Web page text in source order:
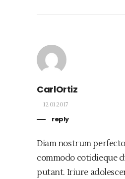
CarlOrtiz
12.01.2017
reply
Diam nostrum
commodo cotidieque
putant. Iriure